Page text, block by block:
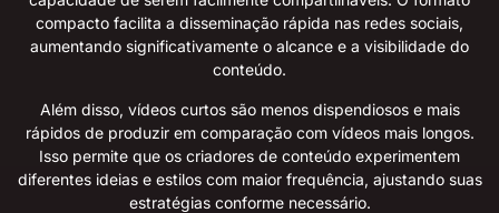
compacto facilita a disseminação rápida nas redes sociais,
aumentando significativamente o alcance e a visibilidade do
conteúdo.
Além disso, vídeos curtos são menos dispendiosos e mais
rápidos de produzir em comparação com vídeos mais longos.
Isso permite que os criadores de conteúdo experimentem
diferentes ideias e estilos com maior frequência, ajustando suas
estratégias conforme necessário.